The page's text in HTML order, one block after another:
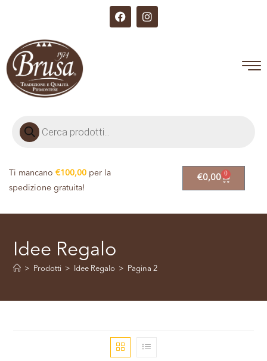
Ti mancano €100,00 per la
spedizione gratuita!
€0,00 0
Idee Regalo
> Prodotti > Idee Regalo > Pagina 2